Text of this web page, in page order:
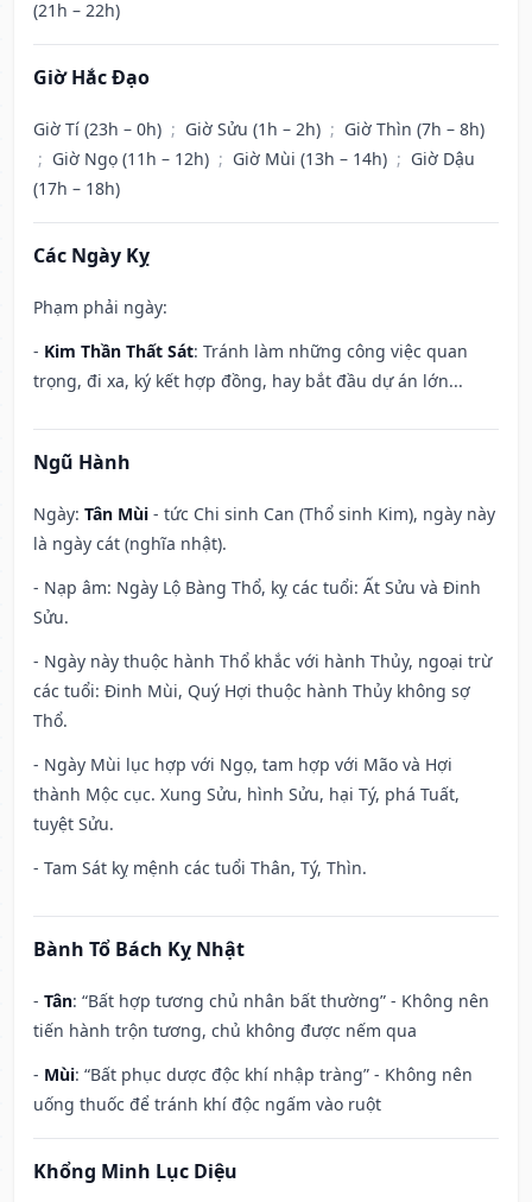
(21h – 22h)
Giờ Hắc Đạo
Giờ Tí (23h – 0h) ; Giờ Sửu (1h – 2h) ; Giờ Thìn (7h – 8h)
; Giờ Ngọ (11h – 12h) ; Giờ Mùi (13h – 14h) ; Giờ Dậu
(17h – 18h)
Các Ngày Kỵ
Phạm phải ngày:
- Kim Thần Thất Sát: Tránh làm những công việc quan
trọng, đi xa, ký kết hợp đồng, hay bắt đầu dự án lớn...
Ngũ Hành
Ngày: Tân Mùi - tức Chi sinh Can (Thổ sinh Kim), ngày này
là ngày cát (nghĩa nhật).
- Nạp âm: Ngày Lộ Bàng Thổ, kỵ các tuổi: Ất Sửu và Đinh
Sửu.
- Ngày này thuộc hành Thổ khắc với hành Thủy, ngoại trừ
các tuổi: Đinh Mùi, Quý Hợi thuộc hành Thủy không sợ
Thổ.
- Ngày Mùi lục hợp với Ngọ, tam hợp với Mão và Hợi
thành Mộc cục. Xung Sửu, hình Sửu, hại Tý, phá Tuất,
tuyệt Sửu.
- Tam Sát kỵ mệnh các tuổi Thân, Tý, Thìn.
Bành Tổ Bách Kỵ Nhật
- Tân: “Bất hợp tương chủ nhân bất thường” - Không nên
tiến hành trộn tương, chủ không được nếm qua
- Mùi: “Bất phục dược độc khí nhập tràng” - Không nên
uống thuốc để tránh khí độc ngấm vào ruột
Khổng Minh Lục Diệu